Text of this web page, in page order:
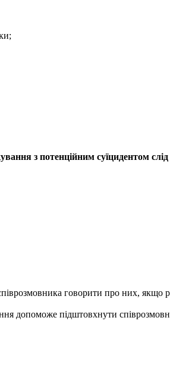
з потенційним суїцидентом
говорити про них, якщо
допоможе підштовхнути